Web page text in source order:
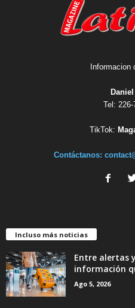
Informacion
Tel: 226-
TikTok:
Contáctanos:
Incluso más noticias
Entre alertas
información
Ago 5, 2026